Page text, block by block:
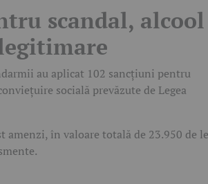
scandal, alcool
au aplicat 102 sancțiuni pentru
socială prevăzute de Legea
amenzi, în valoare totală de 23.950 de